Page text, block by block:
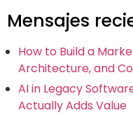
Mensajes
How to Build a
Architecture, and
AI in Legacy
Actually Adds Value